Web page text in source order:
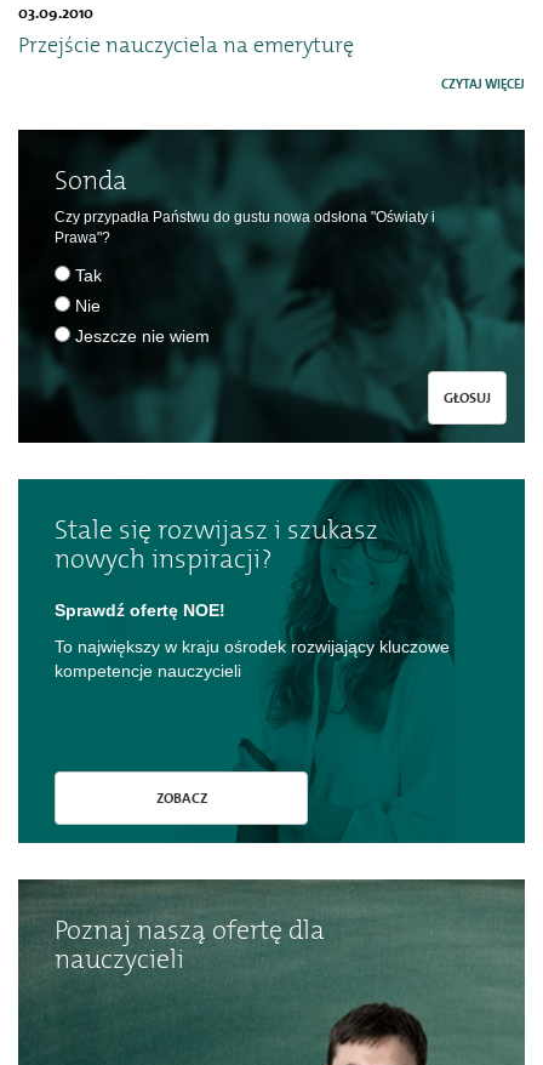
03.09.2010
Przejście nauczyciela na emeryturę
CZYTAJ WIĘCEJ
Sonda
Czy przypadła Państwu do gustu nowa odsłona "Oświaty i
Prawa"?
Tak
Nie
Jeszcze nie wiem
GŁOSUJ
Stale się rozwijasz i szukasz
nowych inspiracji?
Sprawdź ofertę NOE!
To największy w kraju ośrodek rozwijający kluczowe
kompetencje nauczycieli
ZOBACZ
Poznaj naszą ofertę dla
nauczycieli